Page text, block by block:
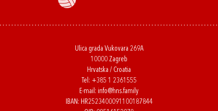
Ulica grada Vukovara 269A
10000 Zagreb
Hrvatska / Croatia
Tel: +385 1 2361555
E-mail: info@hns.family
IBAN: HR2523400091100187844